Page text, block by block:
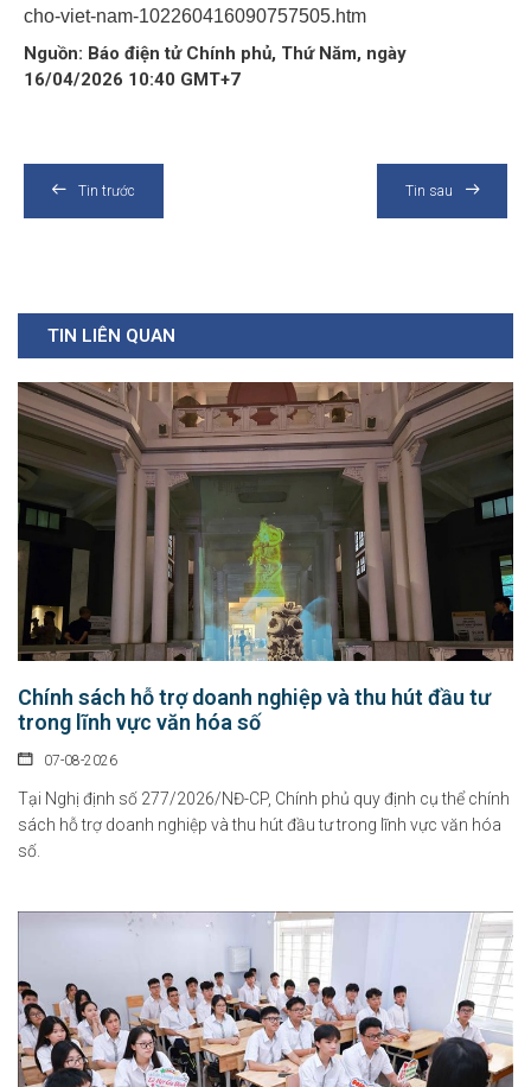
cho-viet-nam-102260416090757505.htm
Nguồn: Báo điện tử Chính phủ, Thứ Năm, ngày
16/04/2026 10:40 GMT+7
Tin trước Tin sau
TIN LIÊN QUAN
Chính sách hỗ trợ doanh nghiệp và thu hút đầu tư
trong lĩnh vực văn hóa số
07-08-2026
Tại Nghị định số 277/2026/NĐ-CP, Chính phủ quy định cụ thể chính
sách hỗ trợ doanh nghiệp và thu hút đầu tư trong lĩnh vực văn hóa
số.